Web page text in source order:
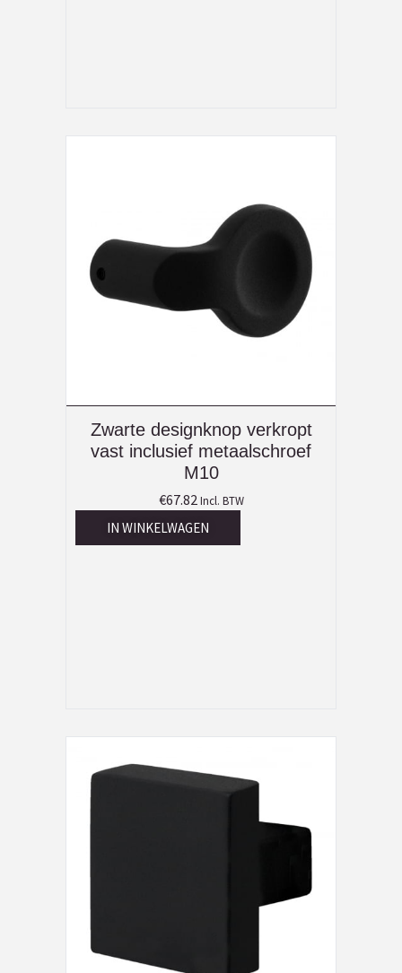
Zwarte designknop verkropt
vast inclusief metaalschroef
M10
€67.82 Incl. BTW
IN WINKELWAGEN